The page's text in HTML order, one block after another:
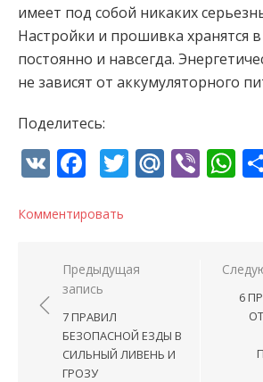
имеет под собой никаких
Настройки и прошивка хранятся
постоянно и навсегда.
не зависят от аккумуляторного
Поделитесь:
VK Facebook
Twitter
Mail.Ru
Комментировать
Навигация по
Предыдущая
запись
7 ПРАВИЛ
БЕЗОПАСНОЙ ЕЗДЫ В
СИЛЬНЫЙ ЛИВЕНЬ И
ГРОЗУ
6